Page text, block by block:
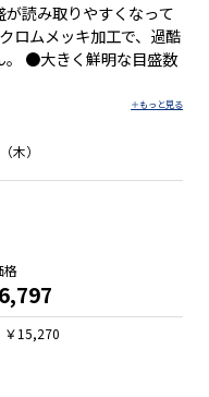
読み取りやすくなって
ロムメッキ加工で、過酷
。 ●大きく鮮明な目盛数
木）
格
￥15,270